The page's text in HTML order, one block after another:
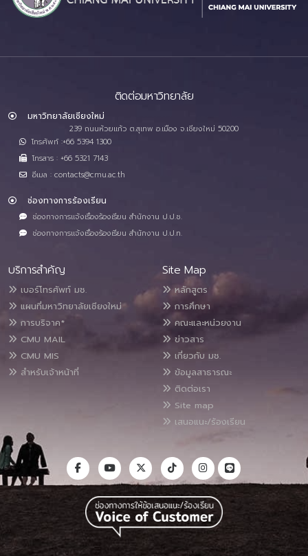
ติดต่อมหาวิทยาลัย
มหาวิทยาลัยเชียงใหม่
239 ถนนห้วยแก้ว ต.สุเทพ อ.เมือง จ.เชียงใหม่ 50200
โทรศัพท์ :+66 5394 1300
โทรสาร : +66 5321 7143
อีเมล : contacts@cmu.ac.th
ช่องทางการร้องเรียน
ช่องทางการแจ้งเรื่องร้องเรียน สำนักงาน ป.ป.ช.
ช่องทางการแจ้งเรื่องร้องเรียน สำนักงาน ป.ป.ท.
บริการสำคัญ
เบอร์โทรศัพท์ มช.
แผนที่มหาวิทยาลัยเชียงใหม่
การบริจาค*
CMU MAIL
CMU MIS
สำหรับเจ้าหน้าที่
Site Map
หลักสูตร
การศึกษา
คณะและหน่วยงาน
ข่าวสาร
เกี่ยวกับ มช.
ข้อมูลสาธารณะ
ติดต่อเรา
Site map
เสนอแนะ/ร้องเรียน